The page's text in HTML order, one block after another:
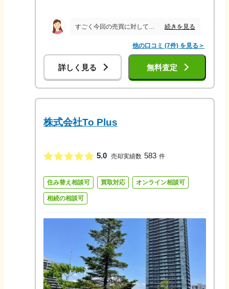
すごく今回の売買に対して熱心に対応してもらえました。 他社で数ヶ月放置された経験もあった物件でしたが、今回担当して頂きました木山さんには本当にご尽力頂きました。また契約後から引き渡しまでもトラブルなど一切なく最初で最後の不動産売買を無事終えれたと思っております。 この度は本当にありがとうございました。 続きを見る
他の口コミ (7件) を見る＞
詳しく見る 無料査定
株式会社To Plus
5.0 売却実績数 583 件
住み替え相談可 買取対応 オンライン相談可
相続の相談可